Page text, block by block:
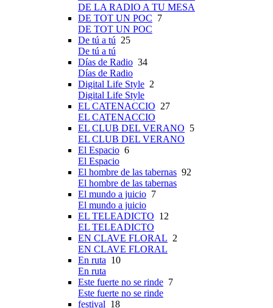
DE LA RADIO A TU MESA
DE TOT UN POC 7
DE TOT UN POC
De tú a tú 25
De tú a tú
Días de Radio 34
Días de Radio
Digital Life Style 2
Digital Life Style
EL CATENACCIO 27
EL CATENACCIO
EL CLUB DEL VERANO 5
EL CLUB DEL VERANO
El Espacio 6
El Espacio
El hombre de las tabernas 92
El hombre de las tabernas
El mundo a juicio 7
El mundo a juicio
EL TELEADICTO 12
EL TELEADICTO
EN CLAVE FLORAL 2
EN CLAVE FLORAL
En ruta 10
En ruta
Este fuerte no se rinde 7
Este fuerte no se rinde
festival 18